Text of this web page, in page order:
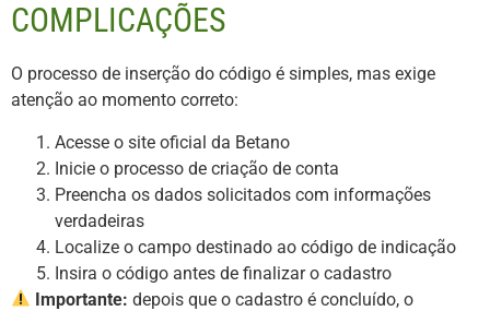
COMPLICAÇÕES
O processo de inserção do código é simples, mas exige
atenção ao momento correto:
Acesse o site oficial da Betano
Inicie o processo de criação de conta
Preencha os dados solicitados com informações
verdadeiras
Localize o campo destinado ao código de indicação
Insira o código antes de finalizar o cadastro
Importante: depois que o cadastro é concluído, o